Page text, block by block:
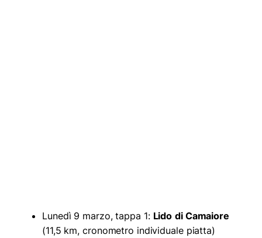
Lunedì 9 marzo, tappa 1: Lido di Camaiore
(11,5 km, cronometro individuale piatta)